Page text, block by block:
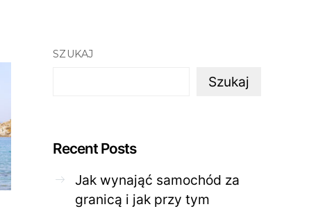
SZUKAJ
Szukaj
Recent Posts
Jak wynająć samochód za
granicą i jak przy tym